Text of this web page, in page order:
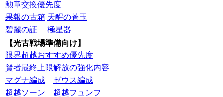
勲章交換優先度
果報の古箱 天醒の蒼玉
碧麗の証
極星器
【光古戦場準備向け】
限界超越おすすめ優先度
賢者最終上限解放の強化内容
マグナ編成
ゼウス編成
超越ソーン
超越フュンフ